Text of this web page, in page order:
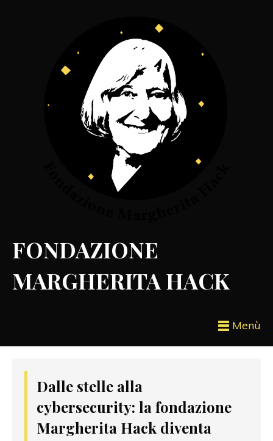
FONDAZIONE
MARGHERITA HACK
Menù
Dalle stelle alla
cybersecurity: la fondazione
Margherita Hack diventa